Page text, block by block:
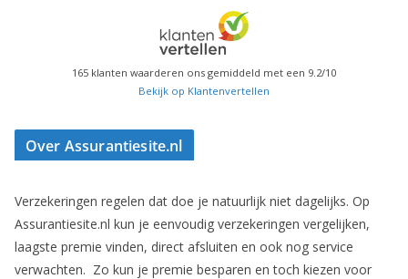
165 klanten waarderen ons gemiddeld met een 9.2/10
Bekijk op Klantenvertellen
Over Assurantiesite.nl
Verzekeringen regelen dat doe je natuurlijk niet dagelijks. Op
Assurantiesite.nl kun je eenvoudig verzekeringen vergelijken,
laagste premie vinden, direct afsluiten en ook nog service
verwachten. Zo kun je premie besparen en toch kiezen voor